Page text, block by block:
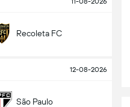
Recoleta FC
12-08-2026
São Paulo